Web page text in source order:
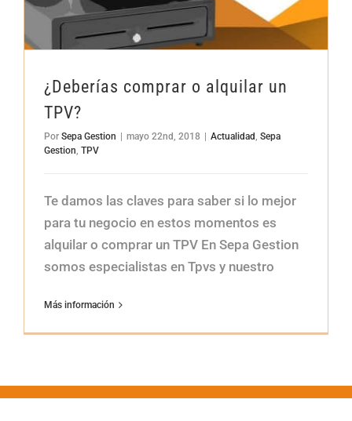
¿Deberías comprar o alquilar un TPV?
¿Deberías comprar o alquilar un
TPV?
Por Sepa Gestion | mayo 22nd, 2018 | Actualidad Sepa
Gestion TPV
Te damos las claves para saber si lo mejor
para tu negocio en estos momentos es
alquilar o comprar un TPV En Sepa Gestion
somos especialistas en Tpvs y nuestro
Más información